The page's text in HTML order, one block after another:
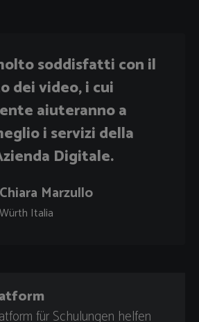
soddisfatti con il
dei video, i cui
aiuteranno a
i servizi della
Digitale.
Chiara Marzullo
Würth Italia
für Schulungen helfen